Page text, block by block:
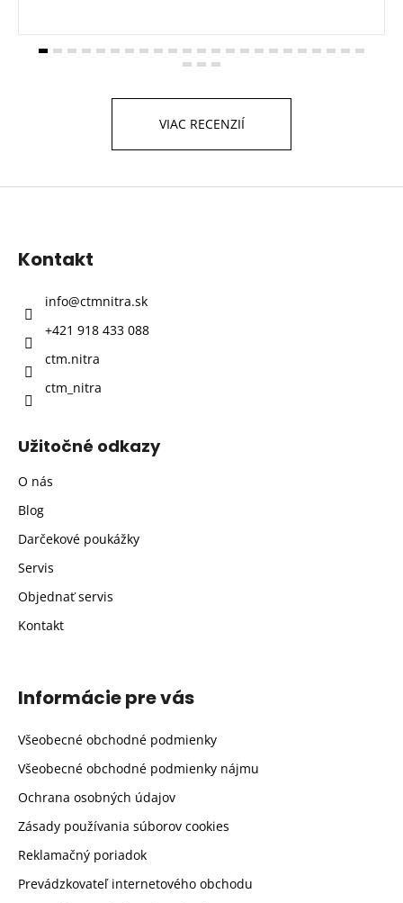
VIAC RECENZIÍ
Z
Kontakt
info@ctmnitra.sk
+421 918 433 088
ctm.nitra
ctm_nitra
Užitočné odkazy
O nás
Blog
Darčekové poukážky
Servis
Objednať servis
Kontakt
Informácie pre vás
Všeobecné obchodné podmienky
Všeobecné obchodné podmienky nájmu
Ochrana osobných údajov
Zásady používania súborov cookies
Reklamačný poriadok
Prevádzkovateľ internetového obchodu